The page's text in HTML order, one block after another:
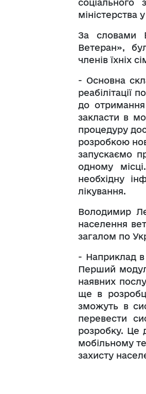
міністерства
За словами
Ветеран»,
членів їхніх
- Основна
реабілітації
до
закласти в
процедуру
розробкою
запускаємо
одному
необхідну
лікування.
Володимир
населення
загалом по
- Наприклад в
Перший
наявних
ще в
зможуть в
перевести
розробку. Це
мобільному
захисту